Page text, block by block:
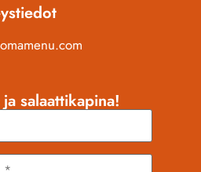
salaattikapina!